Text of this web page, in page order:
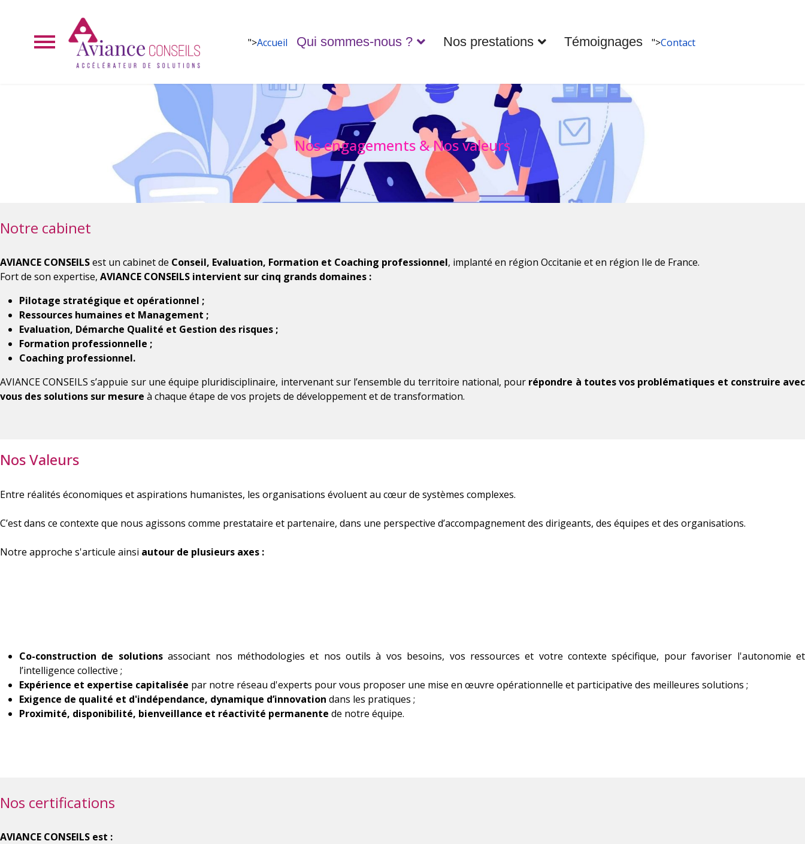
">Accueil Qui sommes-nous ? Nos prestations Témoignages ">Contact
Nos engagements & Nos valeurs
Notre cabinet
AVIANCE CONSEILSest un cabinet de Conseil, Evaluation, Formation et Coaching professionnel, implanté en région Occitanie et en région Ile de France.
Fort de son expertise, AVIANCE CONSEILS intervient sur cinq grands domaines :
Pilotage stratégique et opérationnel ;
Ressources humaines et Management ;
Evaluation, Démarche Qualité et Gestion des risques ;
Formation professionnelle ;
Coaching professionnel.
AVIANCE CONSEILS s’appuie sur une équipe pluridisciplinaire, intervenant sur l’ensemble du territoire national, pour répondre à toutes vos problématiques et construire avec
vous des solutions sur mesure à chaque étape de vos projets de développement et de transformation.
Nos Valeurs
Entre réalités économiques et aspirations humanistes, les organisations évoluent au cœur de systèmes complexes.
C’est dans ce contexte que nous agissons comme prestataire et partenaire, dans une perspective d’accompagnement des dirigeants, des équipes et des organisations.
Notre approche s'articule ainsi autour de plusieurs axes :
Co-construction de solutionsassociant nos méthodologies et nos outils à vos besoins, vos ressources et votre contexte spécifique, pour favoriser l'autonomie et
l’intelligence collective ;
Expérience et expertise capitalisée par notre réseau d'experts pour vous proposer une mise en œuvre opérationnelle et participative des meilleures solutions ;
Exigence de qualité et d'indépendance, dynamique d’innovation dans les pratiques ;
Proximité, disponibilité, bienveillance et réactivité permanente de notre équipe.
Nos certifications
AVIANCE CONSEILS est :